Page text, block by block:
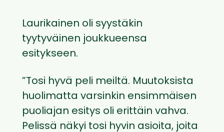
Laurikainen oli syystäkin
tyytyväinen joukkueensa
esitykseen.
”Tosi hyvä peli meiltä. Muutoksista
huolimatta varsinkin ensimmäisen
puoliajan esitys oli erittäin vahva.
Pelissä näkyi tosi hyvin asioita, joita